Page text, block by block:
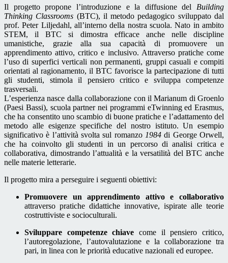
Il progetto propone l’introduzione e la diffusione del Building
Thinking Classrooms (BTC), il metodo pedagogico sviluppato dal
prof. Peter Liljedahl, all’interno della nostra scuola. Nato in ambito
STEM, il BTC si dimostra efficace anche nelle discipline
umanistiche, grazie alla sua capacità di promuovere un
apprendimento attivo, critico e inclusivo. Attraverso pratiche come
l’uso di superfici verticali non permanenti, gruppi casuali e compiti
orientati al ragionamento, il BTC favorisce la partecipazione di tutti
gli studenti, stimola il pensiero critico e sviluppa competenze
trasversali.
L’esperienza nasce dalla collaborazione con il Marianum di Groenlo
(Paesi Bassi), scuola partner nei programmi eTwinning ed Erasmus,
che ha consentito uno scambio di buone pratiche e l’adattamento del
metodo alle esigenze specifiche del nostro istituto. Un esempio
significativo è l’attività svolta sul romanzo 1984 di George Orwell,
che ha coinvolto gli studenti in un percorso di analisi critica e
collaborativa, dimostrando l’attualità e la versatilità del BTC anche
nelle materie letterarie.
Il progetto mira a perseguire i seguenti obiettivi:
Promuovere un apprendimento attivo e collaborativo
attraverso pratiche didattiche innovative, ispirate alle teorie
costruttiviste e socioculturali.
Sviluppare competenze chiave come il pensiero critico,
l’autoregolazione, l’autovalutazione e la collaborazione tra
pari, in linea con le priorità educative nazionali ed europee.